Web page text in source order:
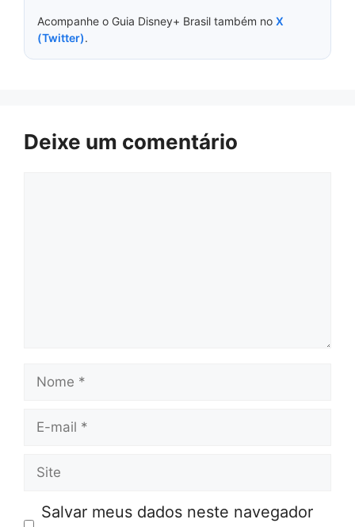
Acompanhe o Guia Disney+ Brasil também no X
(Twitter).
Deixe um comentário
Nome
E-
Site
Salvar meus dados neste navegador